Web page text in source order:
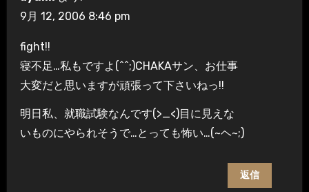
ン
9月 12, 2006 8:46 pm
fight!!
寝不足…私もですよ(^^;)CHAKAサン、お仕事
大変だと思いますが頑張って下さいねっ!!
明日私、就職試験なんです(>_<)目に見えな
いものにやられそうで…とっても怖い…(~ヘ~;)
返信